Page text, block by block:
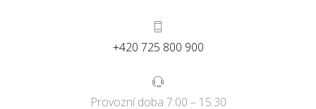
+420 725 800 900
Provozní doba 7:00 – 15:30